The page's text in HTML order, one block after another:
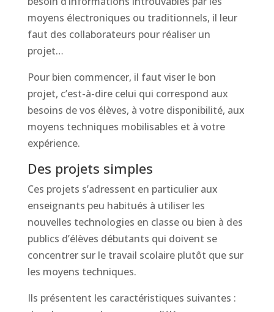
moyens électroniques ou traditionnels, il leur
faut des collaborateurs pour réaliser un
projet…
Pour bien commencer, il faut viser le bon
projet, c’est-à-dire celui qui correspond aux
besoins de vos élèves, à votre disponibilité, aux
moyens techniques mobilisables et à votre
expérience.
Des projets simples
Ces projets s’adressent en particulier aux
enseignants peu habitués à utiliser les
nouvelles technologies en classe ou bien à des
publics d’élèves débutants qui doivent se
concentrer sur le travail scolaire plutôt que sur
les moyens techniques.
Ils présentent les caractéristiques suivantes :